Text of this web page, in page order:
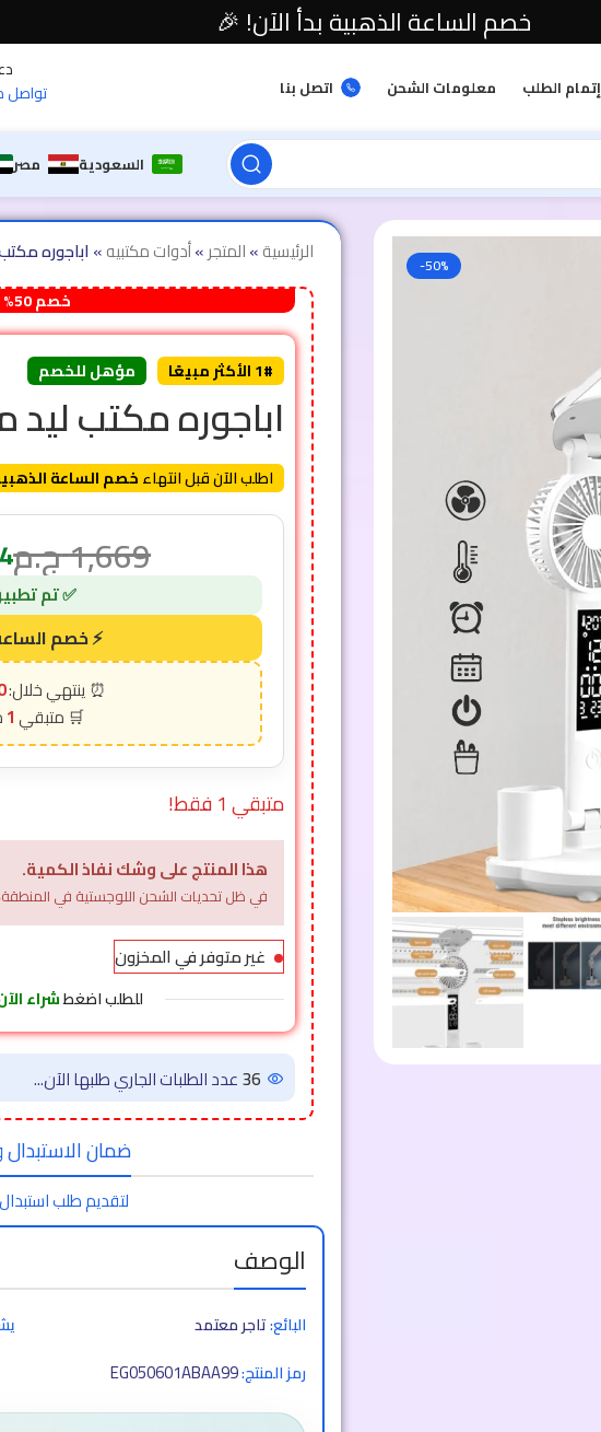
إتمام الطلب معلومات الشحن اتصل بنا
تواصل
السعودية مصر
-50% الرئيسية»المتجر»أدوات مكتبيه» اباجوره
خصم 50% لفترة محدودة
1# الأكثر مبيعًا مؤهل للخصم
اباجوره مكتب
اطلب الآن قبل انتهاءخصم الساعة
1,669ج.م
10
1
متبقي 1 فقط!
هذا المنتج على وشك نفاذ الكمية.
في ظل تحديات الشحن اللوجستية في
غير متوفر في المخزون
للطلب اضغطشراء
36عدد الطلبات الجاري طلبها الآن...
ضمان الاستبدال
لتقديم طلب استبدال
الوصف
البائع:تاجر معتمد
رمز المنتج:EG050601ABAA99
خصم الساعة الذهبية بدأ الآن! 🎉